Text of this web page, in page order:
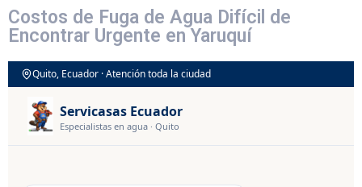
Costos de Fuga de Agua Difícil de
Encontrar Urgente en Yaruquí